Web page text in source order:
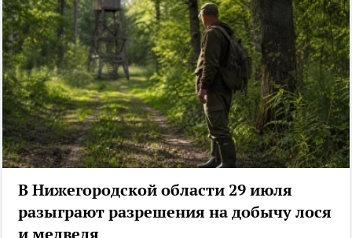
В Нижегородской области 29 июля
разыграют разрешения на добычу лося
и медведя